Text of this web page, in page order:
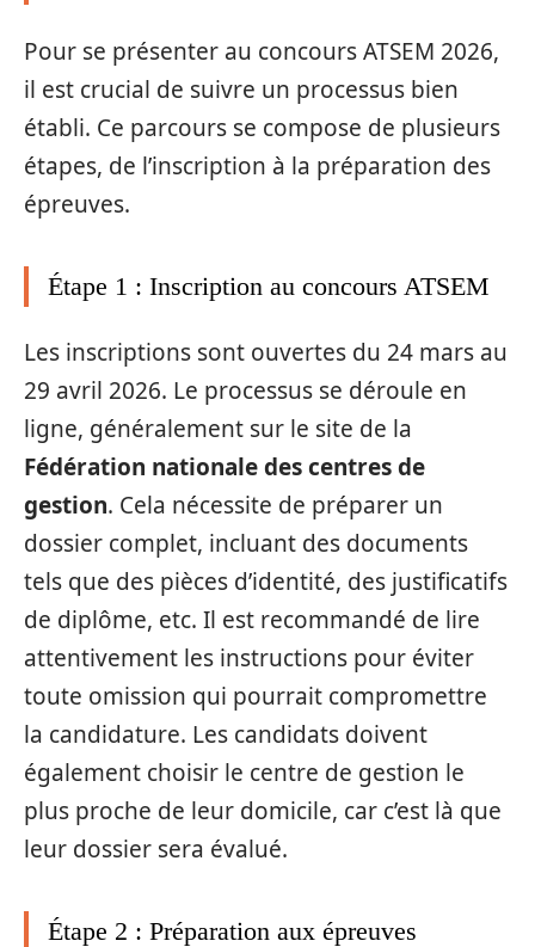
Pour se présenter au concours ATSEM 2026,
il est crucial de suivre un processus bien
établi. Ce parcours se compose de plusieurs
étapes, de l’inscription à la préparation des
épreuves.
Étape 1 : Inscription au concours ATSEM
Les inscriptions sont ouvertes du 24 mars au
29 avril 2026. Le processus se déroule en
ligne, généralement sur le site de la
Fédération nationale des centres de
gestion. Cela nécessite de préparer un
dossier complet, incluant des documents
tels que des pièces d’identité, des justificatifs
de diplôme, etc. Il est recommandé de lire
attentivement les instructions pour éviter
toute omission qui pourrait compromettre
la candidature. Les candidats doivent
également choisir le centre de gestion le
plus proche de leur domicile, car c’est là que
leur dossier sera évalué.
Étape 2 : Préparation aux épreuves